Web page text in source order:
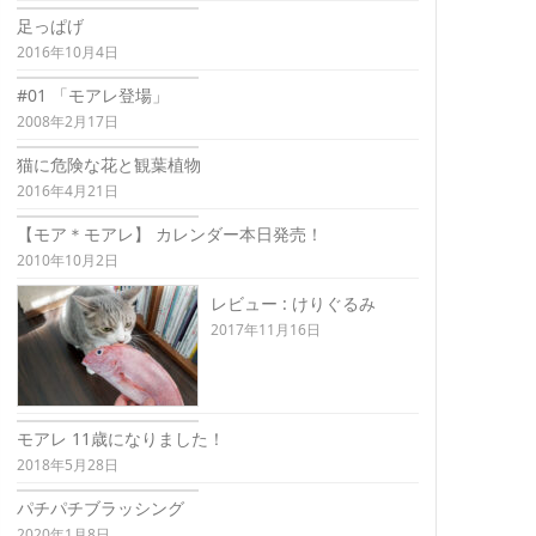
足っぱげ
2016年10月4日
#01 「モアレ登場」
2008年2月17日
猫に危険な花と観葉植物
2016年4月21日
【モア＊モアレ】 カレンダー本日発売！
2010年10月2日
レビュー : けりぐるみ
2017年11月16日
モアレ 11歳になりました！
2018年5月28日
パチパチブラッシング